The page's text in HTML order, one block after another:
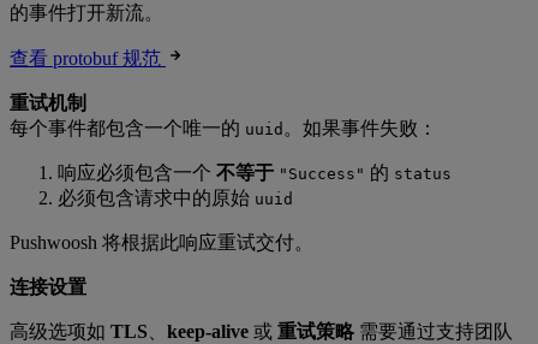
的事件打开新流。
查看 protobuf 规范
重试机制
每个事件都包含一个唯一的 uuid 。如果事件失败：
响应必须包含一个 不等于 "Success" 的 status
必须包含请求中的原始 uuid
Pushwoosh 将根据此响应重试交付。
连接设置
高级选项如 TLS keep-alive 或 重试策略 需要通过支持团队